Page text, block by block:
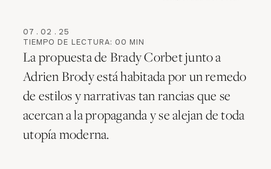
07 . 02 . 25
TIEMPO DE LECTURA: 00 MIN
La propuesta de Brady Corbet junto a
Adrien Brody está habitada por un remedo
de estilos y narrativas tan rancias que se
acercan a la propaganda y se alejan de toda
utopía moderna.